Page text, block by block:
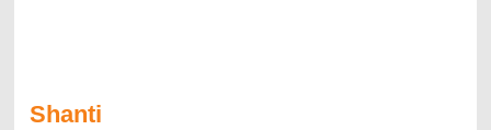
Shanti